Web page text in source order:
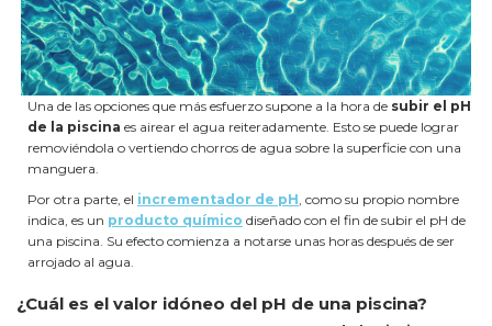
Una de las opciones que más esfuerzo supone a la hora de subir el pH
de la piscina es airear el agua reiteradamente. Esto se puede lograr
removiéndola o vertiendo chorros de agua sobre la superficie con una
manguera.
Por otra parte, el incrementador de pH, como su propio nombre
indica, es un producto químico diseñado con el fin de subir el pH de
una piscina. Su efecto comienza a notarse unas horas después de ser
arrojado al agua.
¿Cuál es el valor idóneo del pH de una piscina?